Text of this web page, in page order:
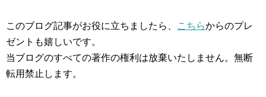
このブログ記事がお役に立ちましたら、 こちらからのプレ
ゼントも嬉しいです。
当ブログのすべての著作の権利は放棄いたしません。無断
転用禁止します。